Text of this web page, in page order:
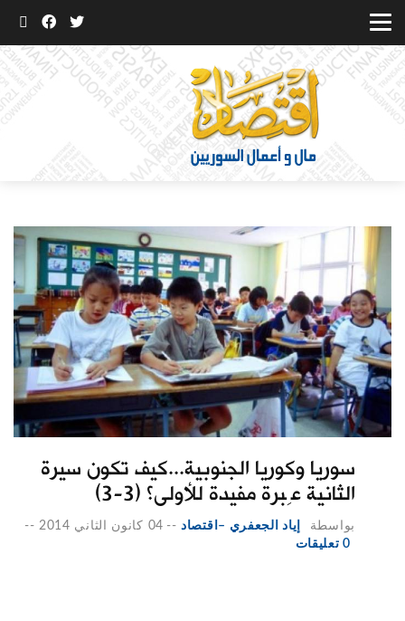
سوريا وكوريا الجنوبية...كيف تكون سيرة
الثانية عِبرة مفيدة للأولى؟ (3-3)
بواسطة إياد الجعفري –اقتصاد-- 04 كانون الثاني 2014
--
0 تعليقات